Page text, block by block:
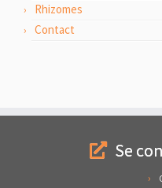
Rhizomes
Contact
Se